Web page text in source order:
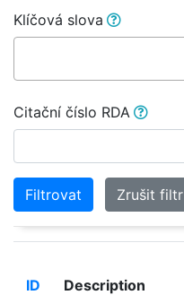
Klíčová slova
Citační číslo RDA
Filtrovat Zrušit filtr
ID Description